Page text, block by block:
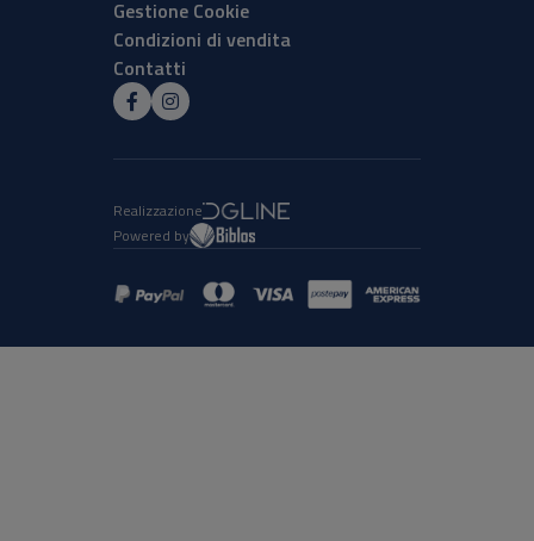
Gestione Cookie
Condizioni di vendita
Contatti
Realizzazione
Powered by